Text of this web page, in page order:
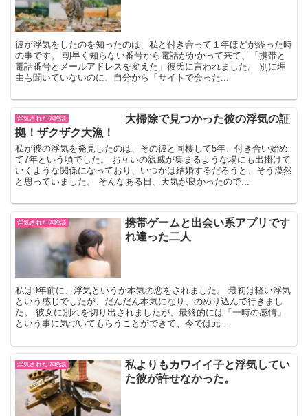
彼が浮気をしたのを知ったのは、私と付き合って１年ほどが経った時
の事です。 朝早く知らない番号から電話がかかって来て、「携帯と
電話番号とメールアドレスを変えた」彼氏に言われました。 別に理
由も聞いていないのに、自分から「サイトで会った...
浮気された体験談
大掃除で見つかった彼の浮気の証
拠！ザクザク大漁！
私が彼の浮気を発見したのは、その彼と同棲して5年、付き合い始め
て7年という頃でした。 お互いの親戚が集まるような場にも出掛けて
いくような関係になっており、いつかは結婚するだろうと、そう漠然
と思っていました。 そんなある日、天気が良かったので...
浮気された体験談
携帯ゲームと出会い系アプリです
れ違った二人
私は9年前に、浮気というか本気の恋をされました。 最初は軽い浮気
という感じでしたが、だんだん本気になり、のめり込んで行きまし
た。 彼女に別れを切り出されましたが、最終的には「一時の感情」
という事に気づいてもらうことができて、今では元...
浮気された体験談
私よりもカワイイ子と浮気してい
た彼が許せなかった。